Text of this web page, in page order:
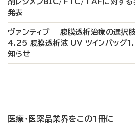
剤レジメンBIC/FTC/TAFに対する
発表
ヴァンティブ 腹膜透析治療の選択
4.25 腹膜透析液 UV ツインバッグ
知らせ
医療・医薬品業界をこの1冊に